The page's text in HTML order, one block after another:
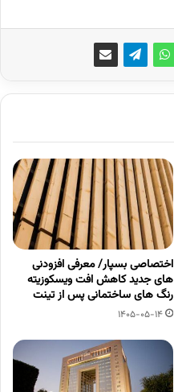
اختصاصی بسپار/ معرفی افزودنی
های جدید کاهش افت ویسکوزیته
رنگ های ساختمانی پس از تینت
1405-05-14